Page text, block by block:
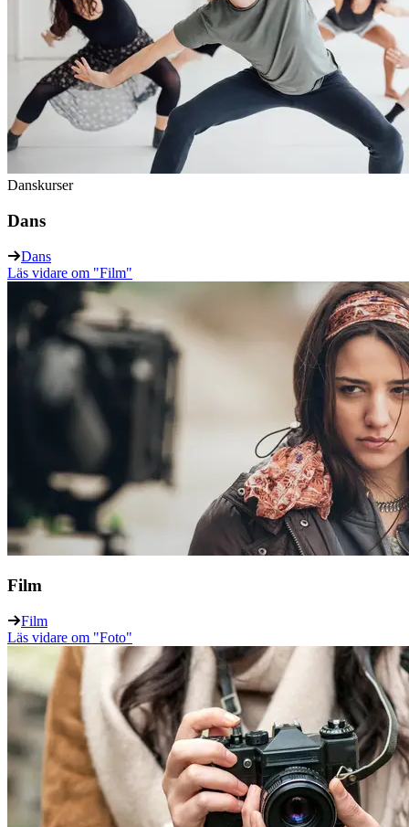
Danskurser
Dans
Dans
Läs vidare om "Film"
Film
Film
Läs vidare om "Foto"